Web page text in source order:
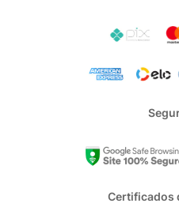
Certificados